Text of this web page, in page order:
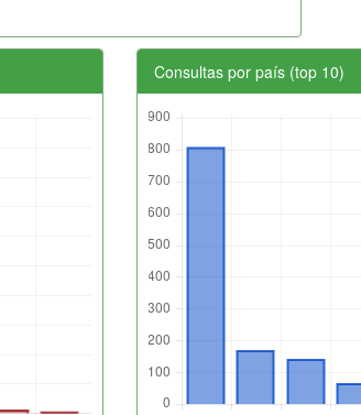
Consultas por país (top 10)